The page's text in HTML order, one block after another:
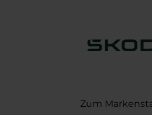
Zum